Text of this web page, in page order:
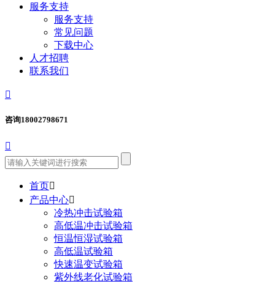
服务支持
服务支持
常见问题
下载中心
人才招聘
联系我们

咨询18002798671

首页
产品中心
冷热冲击试验箱
高低温冲击试验箱
恒温恒湿试验箱
高低温试验箱
快速温变试验箱
紫外线老化试验箱